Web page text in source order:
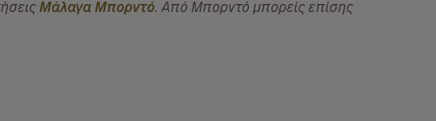
Μάλαγα Μπορντό . Από Μπορντό μπορείς επίσης